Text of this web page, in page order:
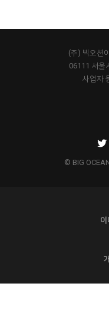
(주) 빅오션
06111 서울
사업자
© BIG